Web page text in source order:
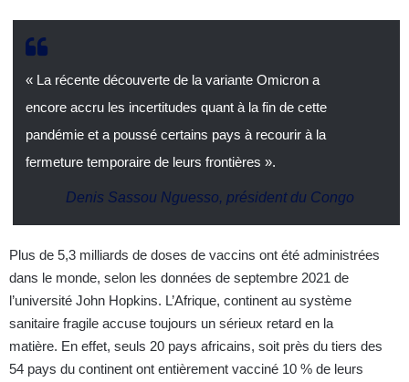
« La récente découverte de la variante Omicron a
encore accru les incertitudes quant à la fin de cette
pandémie et a poussé certains pays à recourir à la
fermeture temporaire de leurs frontières ».
Denis Sassou Nguesso, président du Congo
Plus de 5,3 milliards de doses de vaccins ont été administrées
dans le monde, selon les données de septembre 2021 de
l’université John Hopkins. L’Afrique, continent au système
sanitaire fragile accuse toujours un sérieux retard en la
matière. En effet, seuls 20 pays africains, soit près du tiers des
54 pays du continent ont entièrement vacciné 10 % de leurs